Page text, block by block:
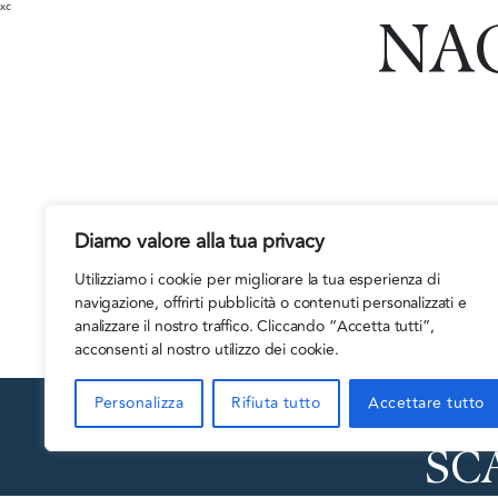
Diamo valore alla tua privacy
Utilizziamo i cookie per migliorare la tua esperienza di
navigazione, offrirti pubblicità o contenuti personalizzati e
analizzare il nostro traffico. Cliccando “Accetta tutti”,
acconsenti al nostro utilizzo dei cookie.
Personalizza Rifiuta tutto Accettare tutto
xc